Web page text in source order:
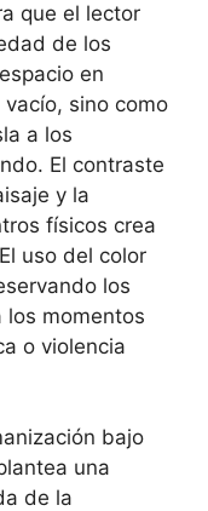
que el lector
de los
en
sino como
a los
El contraste
y la
físicos crea
uso del color
los
momentos
o violencia
bajo
una
de la